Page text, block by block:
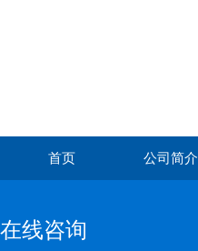
首页 公司简介
在线咨询